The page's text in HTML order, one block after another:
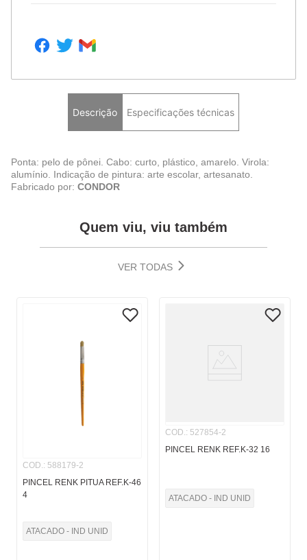
Descrição Especificações técnicas
Ponta: pelo de pônei. Cabo: curto, plástico, amarelo. Virola:
alumínio. Indicação de pintura: arte escolar, artesanato.
Fabricado por: CONDOR
Quem viu, viu também
VER TODAS
COD.: 588179-2
PINCEL RENK PITUA REF.K-46
4
ATACADO - IND UNID
COD.: 527854-2
PINCEL RENK REF.K-32 16
ATACADO - IND UNID